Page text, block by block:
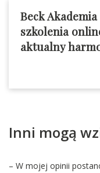
Beck
szkolenia
aktualny
Inni mogą
– W mojej opinii